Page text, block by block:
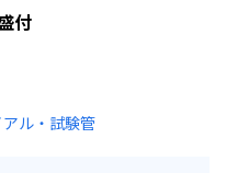
付
アル・試験管